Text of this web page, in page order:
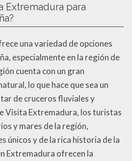
Extremadura para
una variedad de opciones
especialmente en la región de
cuenta con un gran
lo que hace que sea un
de cruceros fluviales y
Visita Extremadura, los turistas
y mares de la región,
únicos y de la rica historia de la
Extremadura ofrecen la